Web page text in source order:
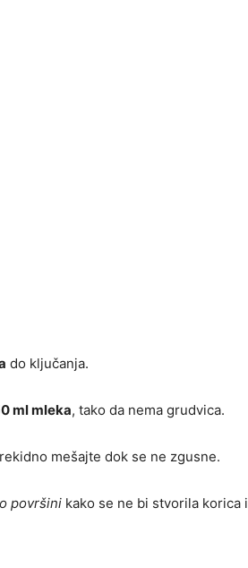
do ključanja.
ml mleka, tako da nema grudvica.
mešajte dok se ne zgusne.
površini kako se ne bi stvorila korica i